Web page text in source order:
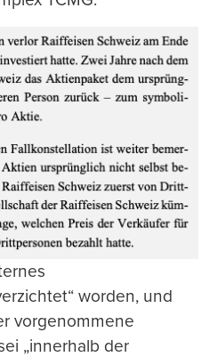
worden, und
vorgenommene
„innerhalb der